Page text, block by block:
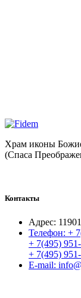
Храм иконы
(Спаса
Контакты
Адрес:
Телефон: +
+ 7(495)
+ 7(495)
E-mail: